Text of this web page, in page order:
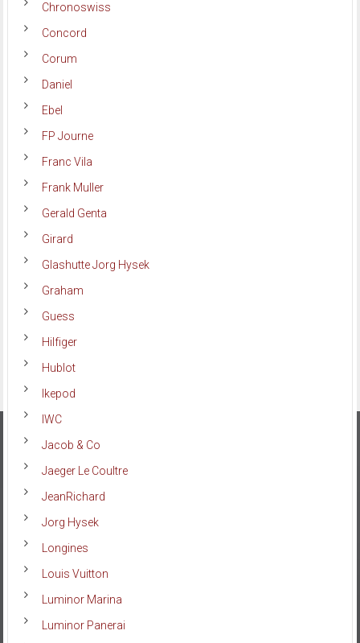
Chronoswiss
Concord
Corum
Daniel
Ebel
FP Journe
Franc Vila
Frank Muller
Gerald Genta
Girard
Glashutte Jorg Hysek
Graham
Guess
Hilfiger
Hublot
Ikepod
IWC
Jacob & Co
Jaeger Le Coultre
JeanRichard
Jorg Hysek
Longines
Louis Vuitton
Luminor Marina
Luminor Panerai